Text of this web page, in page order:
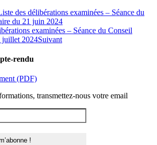
des délibérations examinées – Séance du
du 21 juin 2024
examinées – Séance du Conseil
juillet 2024Suivant
rendu
(PDF)
transmettez-nous votre email